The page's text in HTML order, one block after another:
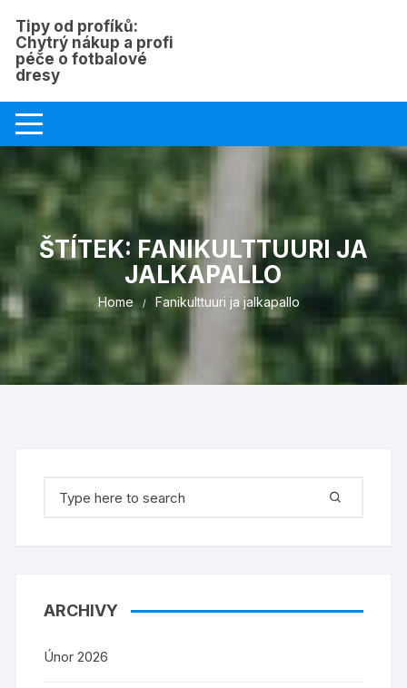
content
Tipy od profíků:
Chytrý nákup a profi
péče o fotbalové
dresy
ŠTÍTEK: FANIKULTTUURI JA
JALKAPALLO
Home Fanikulttuuri ja jalkapallo
for:
ARCHIVY
Únor 2026